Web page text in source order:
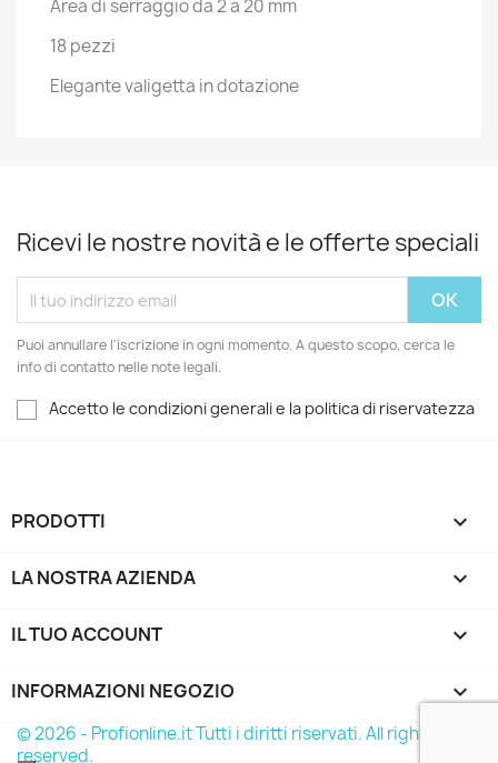
Area di serraggio da 2 a 20 mm
18 pezzi
Elegante valigetta in dotazione
Ricevi le nostre novità e le offerte speciali
Puoi annullare l'iscrizione in ogni momento. A questo scopo, cerca le
info di contatto nelle note legali.
Accetto le condizioni generali e la politica di riservatezza
PRODOTTI 
LA NOSTRA AZIENDA 
IL TUO ACCOUNT 
INFORMAZIONI NEGOZIO keyboard_arrow_down
© 2026 - Profionline.it Tutti i diritti riservati. All rights
reserved.